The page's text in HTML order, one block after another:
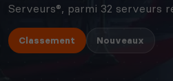
Serveurs®, parmi 32 serveurs
Classement Nouveaux